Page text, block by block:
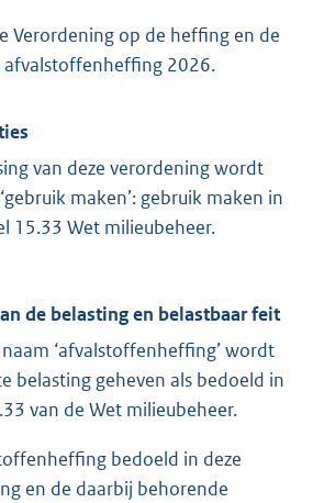
Verordening op de heffing en de
afvalstoffenheffing 2026.
van deze verordening wordt
maken’: gebruik maken in
15.33 Wet milieubeheer.
de belasting en belastbaar feit
‘afvalstoffenheffing’ wordt
belasting geheven als bedoeld in
van de Wet milieubeheer.
bedoeld in deze
en de daarbij behorende